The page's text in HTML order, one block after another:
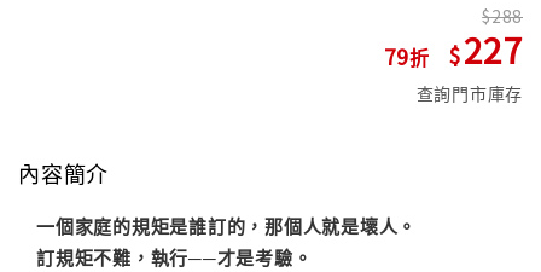
79
288
227
查詢門市庫存
內容簡介
一個家庭的規矩是誰訂的，那個人就是壞人。
訂規矩不難，執行──才是考驗。